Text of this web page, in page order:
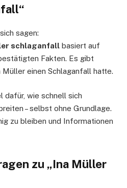
sagen:
schlaganfall basiert auf
Fakten. Es gibt
Müller einen Schlaganfall hatte.
dafür, wie schnell sich
– selbst ohne Grundlage.
zu bleiben und Informationen
zu „Ina Müller